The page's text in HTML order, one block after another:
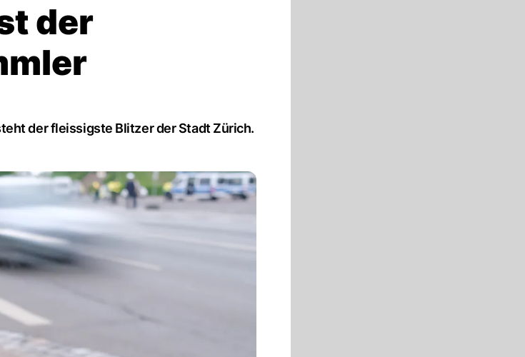
der
der fleissigste Blitzer der Stadt Zürich.